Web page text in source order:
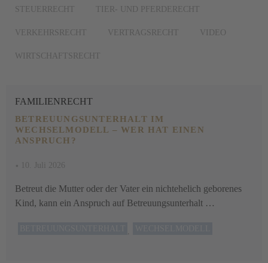
STEUERRECHT TIER- UND PFERDERECHT
VERKEHRSRECHT VERTRAGSRECHT VIDEO
WIRTSCHAFTSRECHT
FAMILIENRECHT
BETREUUNGSUNTERHALT IM
WECHSELMODELL – WER HAT EINEN
ANSPRUCH?
10. Juli 2026
Betreut die Mutter oder der Vater ein nichtehelich geborenes
Kind, kann ein Anspruch auf Betreuungsunterhalt …
,